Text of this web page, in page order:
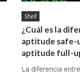
Shell
¿Cuál es la
aptitude safe-
aptitude full-
La diferencia